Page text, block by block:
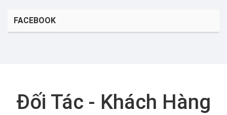
FACEBOOK
Đối Tác - Khách Hàng